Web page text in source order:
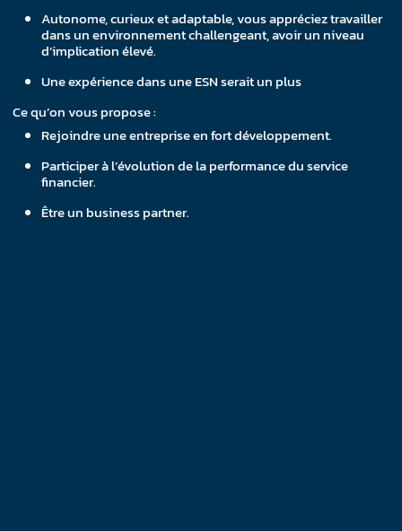
Autonome, curieux et adaptable, vous appréciez travailler
dans un environnement challengeant, avoir un niveau
d’implication élevé.
Une expérience dans une ESN serait un plus
Ce qu’on vous propose :
Rejoindre une entreprise en fort développement.
Participer à l’évolution de la performance du service
financier.
Être un business partner.